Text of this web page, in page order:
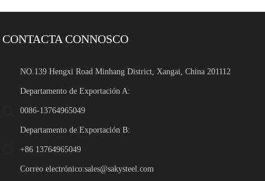
CONTACTA CONNOSCO
NO.139 Hengxi Road Minhang District, Xangai, China 201112
Departamento de Exportación A:
0086-13764965049
Departamento de Exportación B:
+86 13764965049
Correo electrónico:sales@sakysteel.com